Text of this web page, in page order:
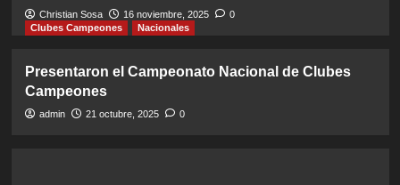
Christian Sosa 16 noviembre, 2025
0
Clubes Campeones
Nacionales
Presentaron el Campeonato Nacional de Clubes
Campeones
admin 21 octubre, 2025 0